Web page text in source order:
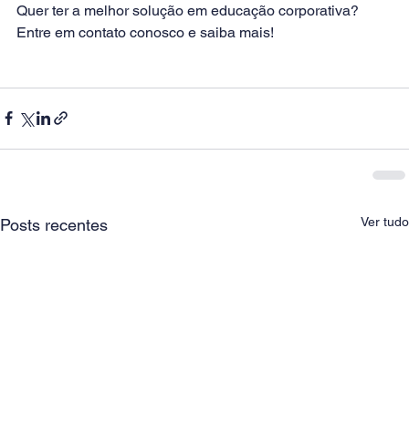
Quer ter a melhor solução em educação corporativa?
Entre em contato conosco e saiba mais!
Posts recentes Ver tudo